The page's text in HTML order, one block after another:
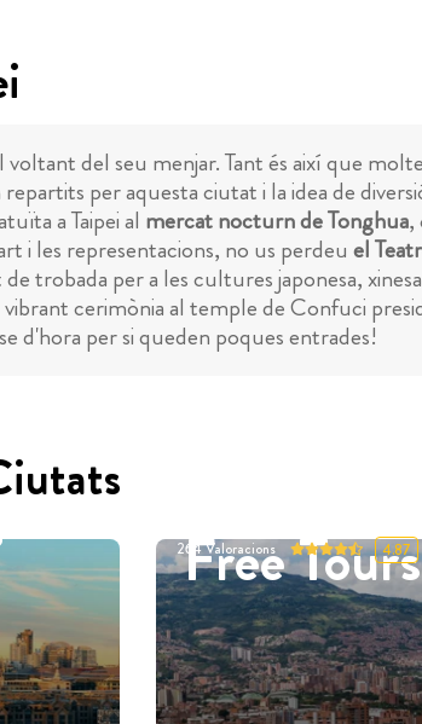
del seu menjar. Tant és així que
per aquesta ciutat i la idea de
a Taipei al mercat nocturn de Tonghua,
i les representacions, no us perdeu el
trobada per a les cultures japonesa,
cerimònia al temple de Confuci
d'hora per si queden poques entrades!
Free
264Valoracions 4.87